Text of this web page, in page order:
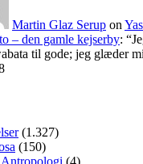
Martin Glaz Serup on
– den gamle kejserby: “
til gode; jeg glæder
(1.327)
(150)
Antropologi (4)